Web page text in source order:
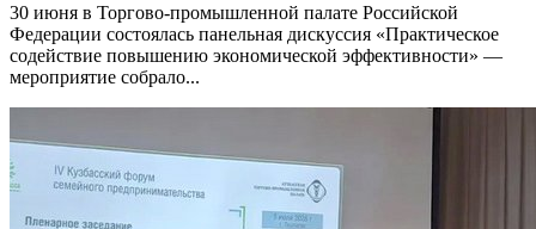
30 июня в Торгово-промышленной палате Российской
Федерации состоялась панельная дискуссия «Практическое
содействие повышению экономической эффективности» —
мероприятие собрало...